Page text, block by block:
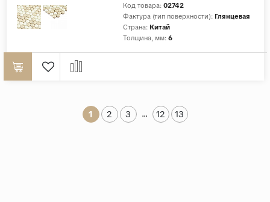
Код товара: 02742
Фактура (тип поверхности): Глянцевая
Страна: Китай
Толщина, мм: 6
1 2 3 ... 12 13